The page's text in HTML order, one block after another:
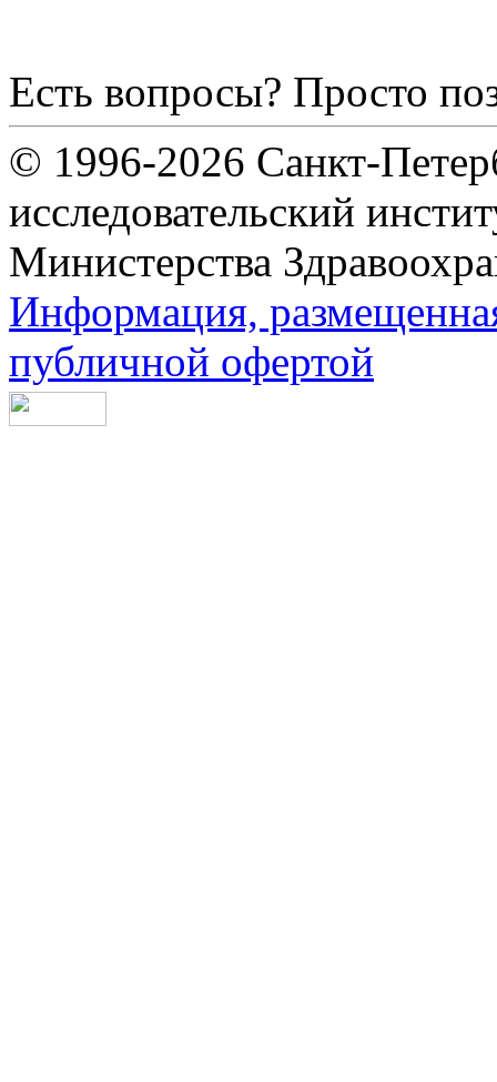
Есть вопросы? Просто
© 1996-2026 Санкт-
исследовательский
Министерства
Информация,
публичной офертой